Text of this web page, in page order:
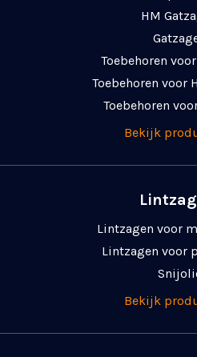
HM
Toebehoren
Toebehoren voor
Toebehoren
Bekijk
Lintzagen voor
Lintzagen voor
Bekijk